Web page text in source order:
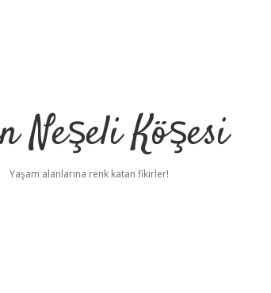
Neşeli Köşesi
Yaşam alanlarına renk katan fikirler!